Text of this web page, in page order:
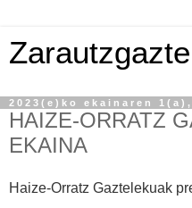
Zarautzgazte
2023(e)ko ekainaren
HAIZE-ORRATZ
EKAINA
Haize-Orratz Gaztelekuak